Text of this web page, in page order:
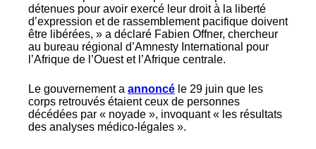
détenues pour avoir exercé leur droit à la liberté
d’expression et de rassemblement pacifique doivent
être libérées, » a déclaré Fabien Offner, chercheur
au bureau régional d’Amnesty International pour
l’Afrique de l’Ouest et l’Afrique centrale.
Le gouvernement a annoncé le 29 juin que les
corps retrouvés étaient ceux de personnes
décédées par « noyade », invoquant « les résultats
des analyses médico-légales ».